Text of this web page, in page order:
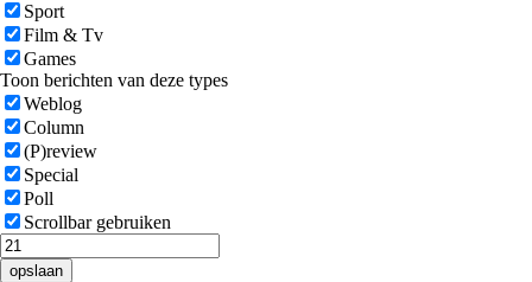
Sport
Film & Tv
Games
Toon berichten van deze types
Weblog
Column
(P)review
Special
Poll
Scrollbar gebruiken
opslaan